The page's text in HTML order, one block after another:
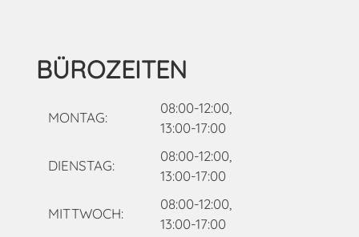
BÜROZEITEN
MONTAG:
08:00-12:00,
13:00-17:00
DIENSTAG:
08:00-12:00,
13:00-17:00
MITTWOCH:
08:00-12:00,
13:00-17:00